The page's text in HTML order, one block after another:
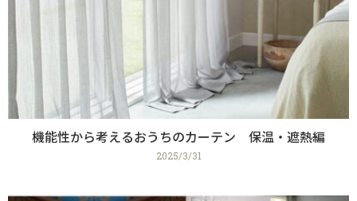
機能性から考えるおうちのカーテン 保温・遮熱編
2025/3/31